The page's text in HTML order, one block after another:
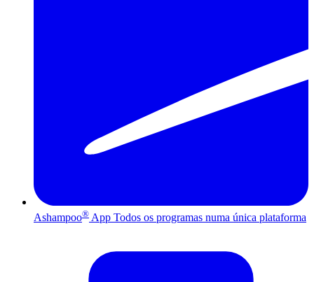
Ashampoo® App Todos os programas numa única plataforma